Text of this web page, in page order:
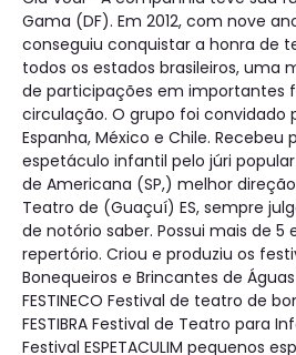
Gama (DF). Em 2012, com nove
conseguiu conquistar a honra de
todos os estados brasileiros, uma
de participações em importantes
circulação. O grupo foi convidado
Espanha, México e Chile.
espetáculo infantil pelo júri
de Americana (SP,) melhor
Teatro de (Guaçuí) ES, sempre
de notório saber. Possui mais de 5
repertório. Criou e produziu os
Bonequeiros e Brincantes de
FESTINECO Festival de teatro de
FESTIBRA Festival de Teatro para
Festival ESPETACULIM pequenos